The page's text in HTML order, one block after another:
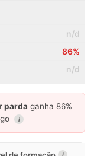
n/d
86%
n/d
parda ganha 86%
i